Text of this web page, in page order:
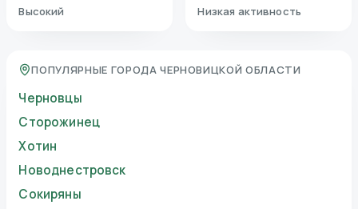
Высокий Низкая активность
ПОПУЛЯРНЫЕ ГОРОДА ЧЕРНОВИЦКОЙ ОБЛАСТИ
Черновцы
Сторожинец
Хотин
Новоднестровск
Сокиряны